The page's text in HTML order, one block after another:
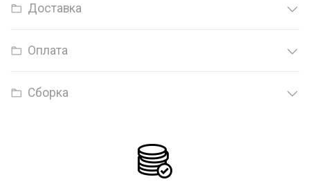
Доставка
Оплата
Сборка